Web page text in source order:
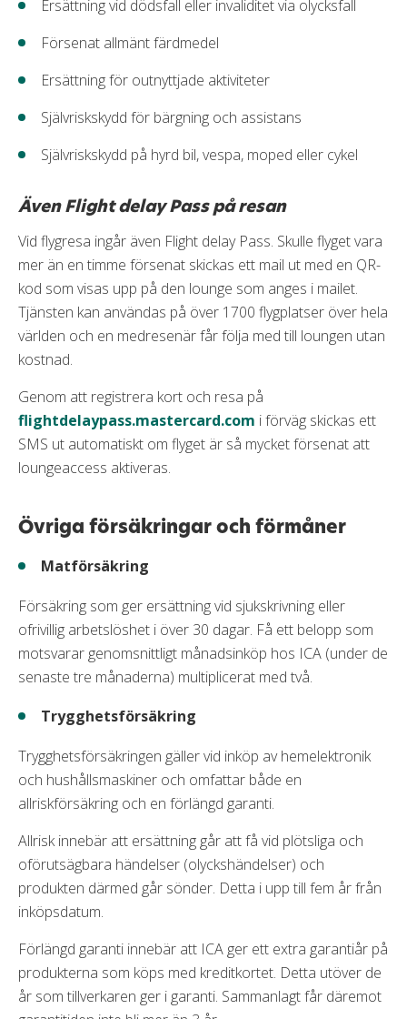
Ersättning vid dödsfall eller invaliditet via olycksfall
Försenat allmänt färdmedel
Ersättning för outnyttjade aktiviteter
Självriskskydd för bärgning och assistans
Självriskskydd på hyrd bil, vespa, moped eller cykel
Även Flight delay Pass på resan
Vid flygresa ingår även Flight delay Pass. Skulle flyget vara
mer än en timme försenat skickas ett mail ut med en QR-
kod som visas upp på den lounge som anges i mailet.
Tjänsten kan användas på över 1700 flygplatser över hela
världen och en medresenär får följa med till loungen utan
kostnad.
Genom att registrera kort och resa på
flightdelaypass.mastercard.com i förväg skickas ett
SMS ut automatiskt om flyget är så mycket försenat att
loungeaccess aktiveras.
Övriga försäkringar och förmåner
Matförsäkring
Försäkring som ger ersättning vid sjukskrivning eller
ofrivillig arbetslöshet i över 30 dagar. Få ett belopp som
motsvarar genomsnittligt månadsinköp hos ICA (under de
senaste tre månaderna) multiplicerat med två.
Trygghetsförsäkring
Trygghetsförsäkringen gäller vid inköp av hemelektronik
och hushållsmaskiner och omfattar både en
allriskförsäkring och en förlängd garanti.
Allrisk innebär att ersättning går att få vid plötsliga och
oförutsägbara händelser (olyckshändelser) och
produkten därmed går sönder. Detta i upp till fem år från
inköpsdatum.
Förlängd garanti innebär att ICA ger ett extra garantiår på
produkterna som köps med kreditkortet. Detta utöver de
år som tillverkaren ger i garanti. Sammanlagt får däremot